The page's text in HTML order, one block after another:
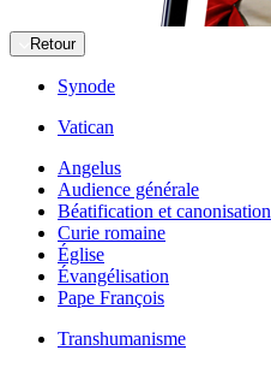
Retour
Synode
Vatican
Angelus
Audience générale
Béatification et canonisation
Curie romaine
Église
Évangélisation
Pape François
Transhumanisme